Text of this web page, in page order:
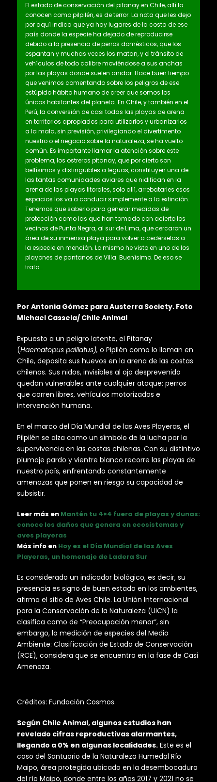
El estado de conservación del pitanay en Chile, allí lo
conocen como pilpilén, es de terror. La nota que les dejo
por aquí indica que ya hay lugares de la costa de ese
país donde la especie ha dejado de reproducirse
debido a la presencia de perros domésticos, que los
espantan y muchas veces los matan, y el tránsito de
vehículos de todo calibre moviéndose a sus anchas
por las playas donde suelen anidar. Hace buen tiempo
que venimos comentando sobre los peligros de ese
estúpido hábito humano de creer que somos los
únicos habitantes del planeta. En Chile, y también en el
Perú, la conversión de casi todas las playas de arena
en territorios apropiados para utilizarlos y urbanizarlos
a la mala, sin previsión, privilegiando el divertimento
nuestro o el negocio sobre la naturaleza, se ha vuelto
común. Es importante llamar la atención sobre este
problema, los ostreros pitanay, que por cierto son
bellísimos y distinguibles a leguas, constituyen una de
las tantas comunidades aviares que nidifican en la
arena de las playas litorales, solo allí, arrebatarles esos
espacios los va a conducir simplemente a la extinción.
Tenemos que saberlo para generar medidas de
protección como las que han tomado con acierto los
vecinos de Punta Negra, al sur de Lima, que cercaron un
área de su inmensa playa para volver a cedérselas a
la especie en mención. Lo mismo he visto en uno de los
playones de pantanos de Villa. Buenísimo. De eso se
trata…
Por Antonia Gómez para Austerra Society. Foto
Michael Cassela/ Chile Animal
Expuesto a un peligro latente, el Pitanay
(Haematopus palliatus), o Pipilén como lo llaman en
Chile, deposita sus huevos en la arena de las costas
chilenas. Sus nidos, invisibles al ojo desprevenido
quedan vulnerables ante cualquier ataque: perros
que corren libres, vehículos motorizados e
intervención humana.
En el marco del Día Mundial de las Aves Playeras, el
Pilpilén se alza como un símbolo de la lucha por la
supervivencia en las costas chilenas. Con su distintivo
plumaje pardo y vientre blanco recorre las playas de
nuestro país, enfrentando constantemente
amenazas que ponen en riesgo su capacidad de
subsistir.
Leer más en Mantén tu 4×4 fuera de playas y dunas:
conoce los daños que genera en ecosistemas y
aves playeras
Más info en Hoy es el Día Mundial de las Aves
Playeras, un homenaje de Ladera Sur
Es considerado un indicador biológico, es decir, su
presencia es signo de buen estado en los ambientes,
afirma el sitio de Aves Chile. La Unión Internacional
para la Conservación de la Naturaleza (UICN) la
clasifica como de “Preocupación menor”, sin
embargo, la medición de especies del Medio
Ambiente: Clasificación de Estado de Conservación
(RCE), considera que se encuentra en la fase de Casi
Amenaza.
Créditos: Fundación Cosmos.
Según Chile Animal, algunos estudios han
revelado cifras reproductivas alarmantes,
llegando a 0% en algunas localidades. Este es el
caso del Santuario de la Naturaleza Humedal Río
Maipo, área protegida ubicado en la desembocadura
del río Maipo, donde entre los años 2017 y 2021 no se